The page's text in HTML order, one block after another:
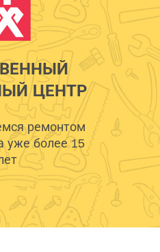
ЦЕНТР
ремонтом
уже более 15